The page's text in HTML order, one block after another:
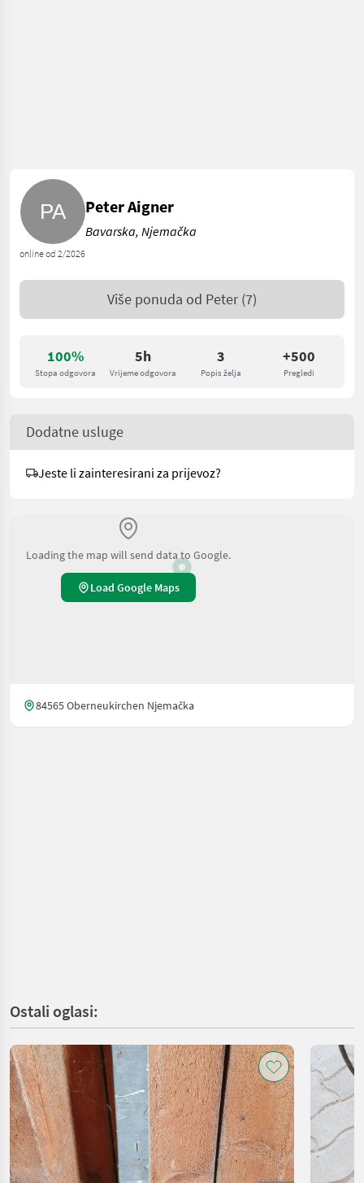
100%
Stopa odgovora
5h
Vrijeme odgovora
3
Popis želja
+500
Pregledi
online od 2/2026
Peter Aigner
Bavarska, Njemačka
Više ponuda od Peter (7)
Dodatne usluge
Jeste li zainteresirani za prijevoz?
Loading the map will send data to Google.
Load Google Maps
84565 Oberneukirchen Njemačka
Ostali oglasi: